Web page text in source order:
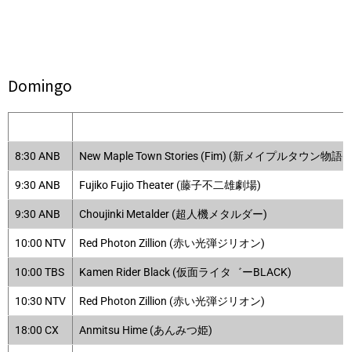
Domingo
8:30 ANB New Maple Town Stories (Fim) (新メイプルタウン物語(
9:30 ANB Fujiko Fujio Theater (藤子不二雄劇場)
9:30 ANB Choujinki Metalder (超人機メタルダー)
10:00 NTV Red Photon Zillion (赤い光弾ジリオン)
10:00 TBS Kamen Rider Black (仮面ライタ゛ーBLACK)
10:30 NTV Red Photon Zillion (赤い光弾ジリオン)
18:00 CX Anmitsu Hime (あんみつ姫)